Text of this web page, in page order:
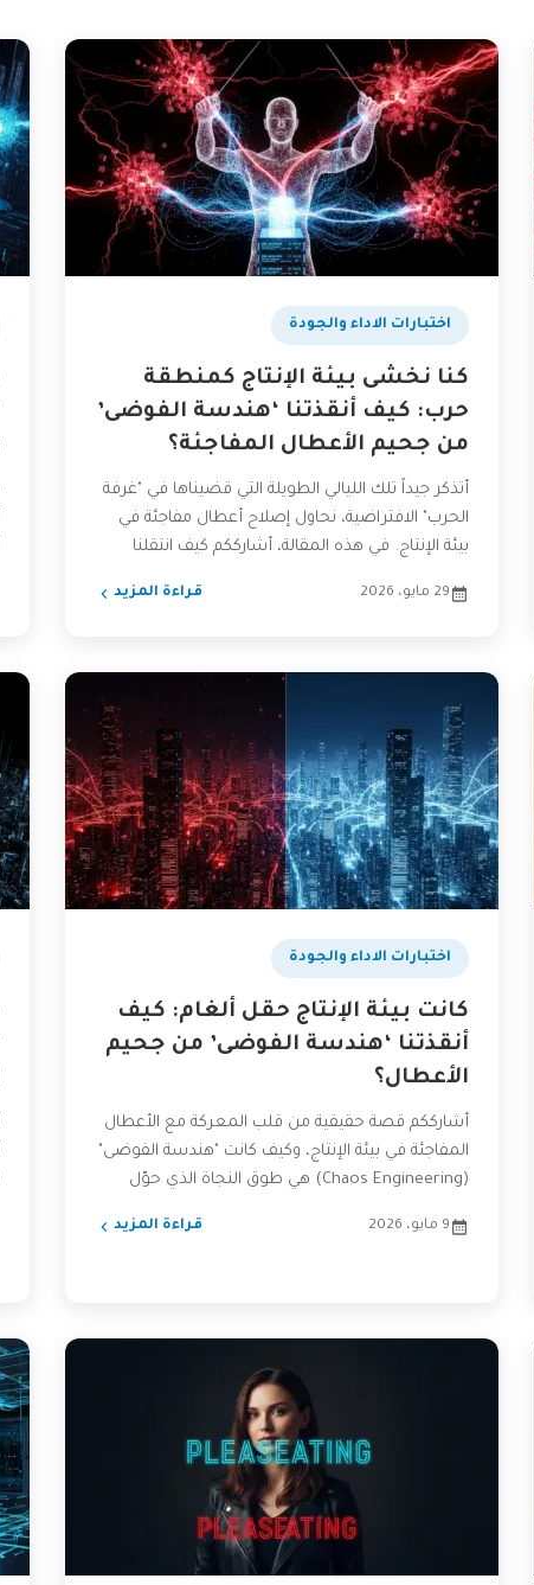
اختبارات الاداء والجودة
كنا نخشى بيئة الإنتاج كمنطقة
حرب: كيف أنقذتنا ‘هندسة الفوضى’
من جحيم الأعطال المفاجئة؟
أتذكر جيداً تلك الليالي الطويلة التي قضيناها في "غرفة
الحرب" الافتراضية، نحاول إصلاح أعطال مفاجئة في
بيئة الإنتاج. في هذه المقالة، أشارككم كيف انتقلنا
29 مايو، 2026 قراءة المزيد
اختبارات الاداء والجودة
كانت بيئة الإنتاج حقل ألغام: كيف
أنقذتنا ‘هندسة الفوضى’ من جحيم
الأعطال؟
أشارككم قصة حقيقية من قلب المعركة مع الأعطال
المفاجئة في بيئة الإنتاج، وكيف كانت "هندسة الفوضى"
(Chaos Engineering) هي طوق النجاة الذي حوّل
9 مايو، 2026 قراءة المزيد